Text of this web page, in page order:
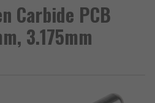
Carbide PCB
3.175mm